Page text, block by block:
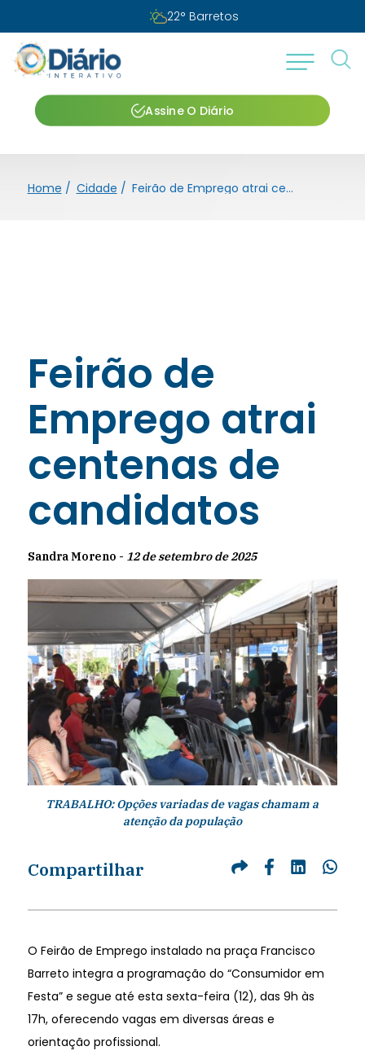
22° Barretos
Assine O Diário
Home / Cidade / Feirão de Emprego atrai centenas de candidatos
Feirão de
Emprego atrai
centenas de
candidatos
Sandra Moreno - 12 de setembro de 2025
TRABALHO: Opções variadas de vagas chamam a
atenção da população
Compartilhar
O Feirão de Emprego instalado na praça Francisco
Barreto integra a programação do “Consumidor em
Festa” e segue até esta sexta-feira (12), das 9h às
17h, oferecendo vagas em diversas áreas e
orientação profissional.